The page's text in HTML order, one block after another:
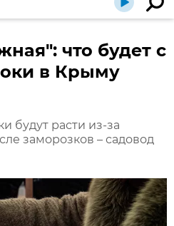
что будет с
в Крыму
будут расти из-за
заморозков – садовод